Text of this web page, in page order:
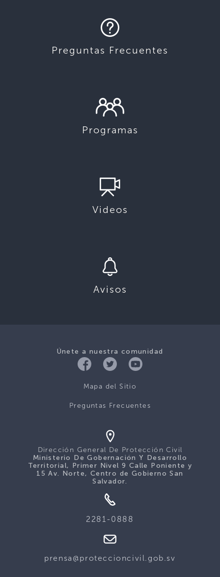
Preguntas Frecuentes
Programas
Videos
Avisos
Únete a nuestra comunidad
Mapa del Sitio
Preguntas Frecuentes
Dirección General De Protección Civil
Ministerio De Gobernación Y Desarrollo
Territorial, Primer Nivel 9 Calle Poniente y
15 Av. Norte, Centro de Gobierno San
Salvador.
2281-0888
prensa@proteccioncivil.gob.sv